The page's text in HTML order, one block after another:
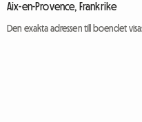
Aix-en-Provence, Frankrike
Den exakta adressen till boendet